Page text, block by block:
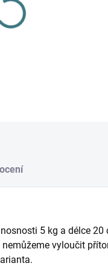
5 kg a délce 20
vyloučit